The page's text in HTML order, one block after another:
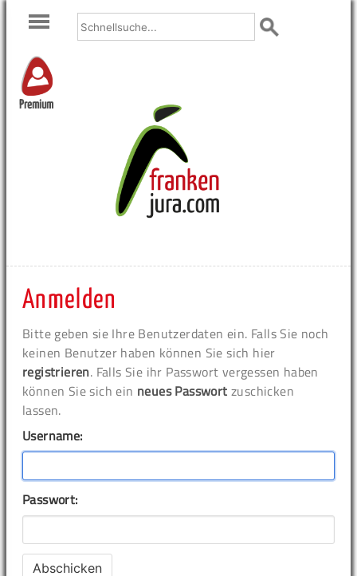
Premium
Anmelden
Bitte geben sie Ihre Benutzerdaten ein. Falls Sie noch
keinen Benutzer haben können Sie sich hier
registrieren. Falls Sie ihr Passwort vergessen haben
können Sie sich ein neues Passwort zuschicken
lassen.
Username:
Passwort: